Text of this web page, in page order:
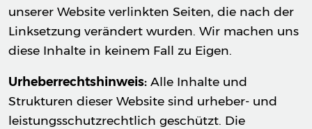
unserer Website verlinkten Seiten, die nach der
Linksetzung verändert wurden. Wir machen uns
diese Inhalte in keinem Fall zu Eigen.
Urheberrechtshinweis:Alle Inhalte und
Strukturen dieser Website sind urheber- und
leistungsschutzrechtlich geschützt. Die